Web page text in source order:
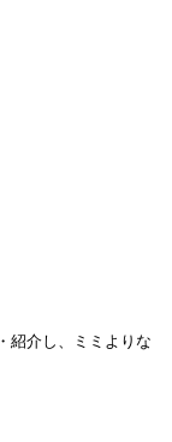
紹介し、ミミよりな